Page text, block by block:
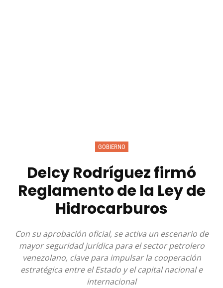
GOBIERNO
Delcy Rodríguez firmó
Reglamento de la Ley de
Hidrocarburos
Con su aprobación oficial, se activa un escenario de
mayor seguridad jurídica para el sector petrolero
venezolano, clave para impulsar la cooperación
estratégica entre el Estado y el capital nacional e
internacional